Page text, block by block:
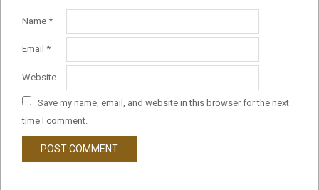
Name *
Email *
Website
Save my name, email, and website in this browser for the next
time I comment.